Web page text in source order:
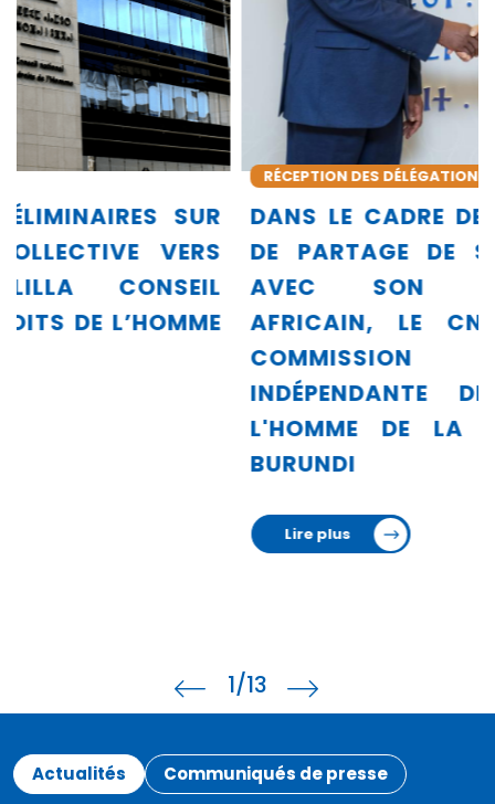
DANS LE CADRE DE SA DYNAMIQUE
DE PARTAGE DE SON EXPÉRIENCE
AVEC SON ENVIRONNEMENT
AFRICAIN, LE CNDH REÇOIT LA
COMMISSION NATIONALE
INDÉPENDANTE DES DROITS DE
L'HOMME DE LA RÉPUBLIQUE DU
RÉCEPTION DES DÉLÉGATIONS
1/13
Actualités Communiqués de presse